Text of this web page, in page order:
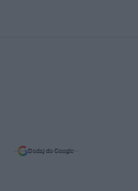
Dodaj do Google